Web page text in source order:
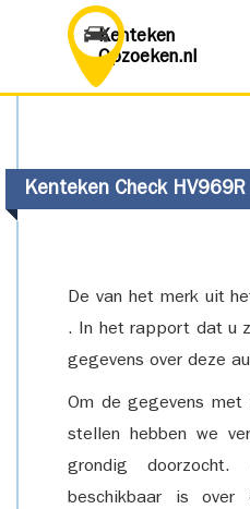
Kenteken
Opzoeken.nl
Kenteken Check HV969R
De van het merk uit
. In het rapport dat u
gegevens over deze
Om de gegevens met
stellen hebben we
grondig
beschikbaar is